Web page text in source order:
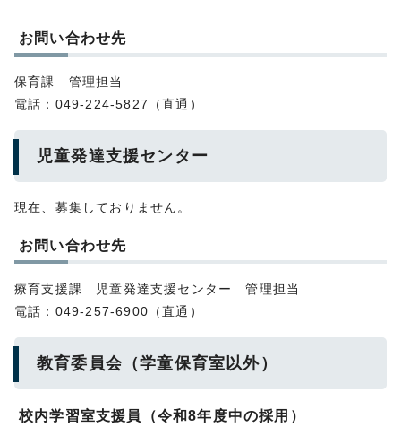
お問い合わせ先
保育課 管理担当
電話：049-224-5827（直通）
児童発達支援センター
現在、募集しておりません。
お問い合わせ先
療育支援課 児童発達支援センター 管理担当
電話：049-257-6900（直通）
教育委員会（学童保育室以外）
校内学習室支援員（令和8年度中の採用）